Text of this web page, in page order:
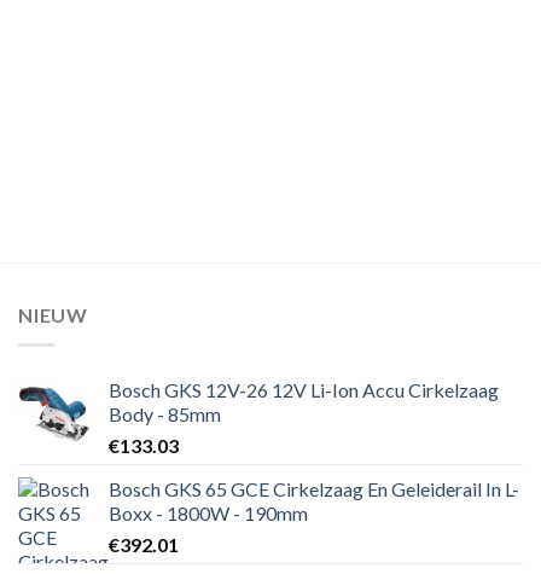
NIEUW
Bosch GKS 12V-26 12V Li-Ion Accu Cirkelzaag
Body - 85mm
€133.03
Bosch GKS 65 GCE Cirkelzaag En Geleiderail In L-
Boxx - 1800W - 190mm
€392.01